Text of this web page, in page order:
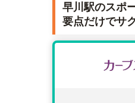
早川駅のスポ
要点だけでサ